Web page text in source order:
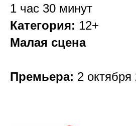
1 час 30 минут
Категория: 12+
Малая сцена
Премьера: 2 октября